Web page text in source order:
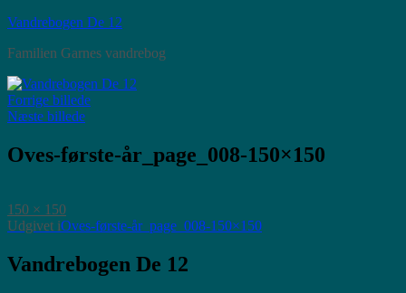
Videre
indhold
Vandrebogen De 12
Familien Garnes vandrebog
Forrige billede
Næste billede
Oves-første-år_page_008-150×150
Faktisk
størrelse
150 × 150
Indlægsnavigation
Udgivet iOves-første-år_page_008-150×150
Vandrebogen De 12